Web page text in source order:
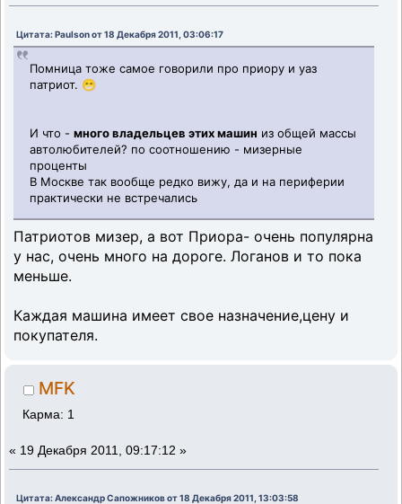
Цитата: Paulson от 18 Декабря 2011, 03:06:17
Помница тоже самое говорили про приору и уаз
патриот. 😁
И что -много владельцев этих машин из общей массы
автолюбителей? по соотношению - мизерные
проценты
В Москве так вообще редко вижу, да и на периферии
практически не встречались
Патриотов мизер, а вот Приора- очень популярна
у нас, очень много на дороге. Логанов и то пока
меньше.
Каждая машина имеет свое назначение,цену и
покупателя.
MFK
Карма: 1
« 19 Декабря 2011, 09:17:12 »
Цитата: Александр Сапожников от 18 Декабря 2011, 13:03:58